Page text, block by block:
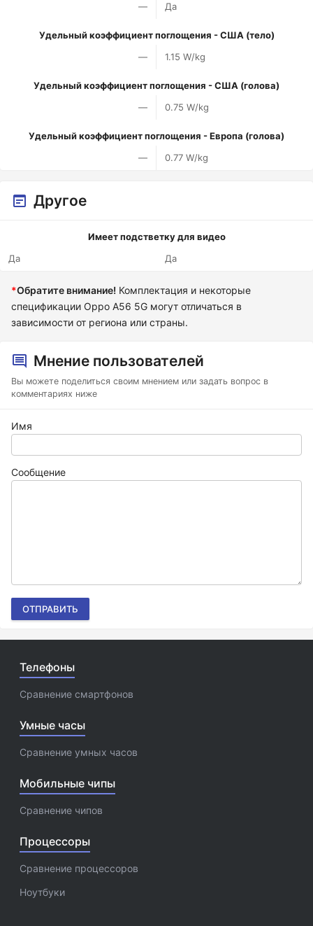
—
Да
Удельный коэффициент поглощения - США (тело)
—
1.15 W/kg
Удельный коэффициент поглощения - США (голова)
—
0.75 W/kg
Удельный коэффициент поглощения - Европа (голова)
—
0.77 W/kg
Другое
Имеет подстветку для видео
Да
Да
*Обратите внимание! Комплектация и некоторые
спецификации Oppo A56 5G могут отличаться в
зависимости от региона или страны.
Мнение пользователей
Вы можете поделиться своим мнением или задать вопрос в
комментариях ниже
Имя
Сообщение
ОТПРАВИТЬ
Телефоны
Сравнение смартфонов
Умные часы
Сравнение умных часов
Мобильные чипы
Сравнение чипов
Процессоры
Сравнение процессоров
Ноутбуки